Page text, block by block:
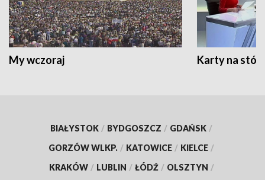
My wczoraj Karty na
BIAŁYSTOK / BYDGOSZCZ / GDAŃSK /
GORZÓW WLKP. / KATOWICE / KIELCE /
KRAKÓW / LUBLIN / ŁÓDŹ / OLSZTYN /